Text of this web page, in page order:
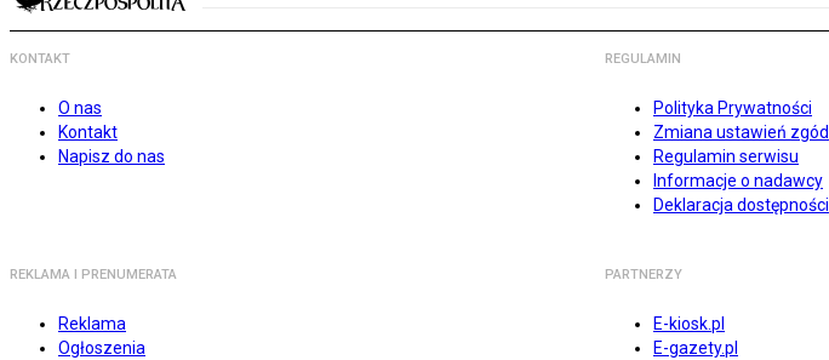
KONTAKT
O nas
Kontakt
Napisz do nas
REGULAMIN
Polityka Prywatności
Zmiana ustawień zgód
Regulamin serwisu
Informacje o nadawcy
Deklaracja dostępności
REKLAMA I PRENUMERATA
Reklama
Ogłoszenia
PARTNERZY
E-kiosk.pl
E-gazety.pl